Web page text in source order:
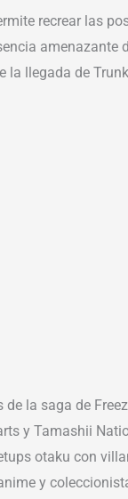
recrear las
la llegada de
la saga de
y Tamashii
otaku con
y